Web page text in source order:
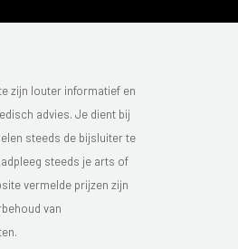
zijn louter informatief en
advies. Je dient bij
steeds de bijsluiter te
steeds je arts of
vermelde prijzen zijn
van